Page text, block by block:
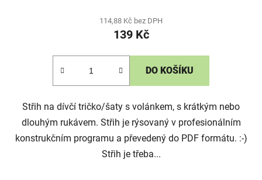
114,88 Kč bez DPH
139 Kč
DO KOŠÍKU
Střih na dívčí tričko/šaty s volánkem, s krátkým nebo
dlouhým rukávem. Střih je rýsovaný v profesionálním
konstrukčním programu a převedený do PDF formátu. :-)
Střih je třeba...